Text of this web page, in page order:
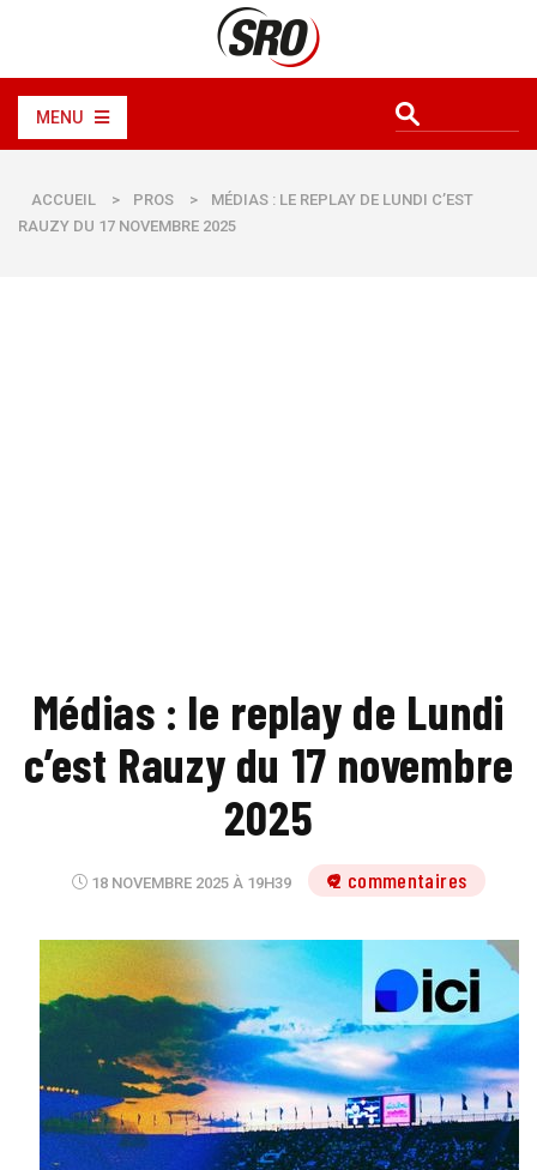
MENU
ACCUEIL > PROS >
MÉDIAS : LE REPLAY DE LUNDI C’EST
RAUZY DU 17 NOVEMBRE 2025
Médias : le replay de Lundi
c’est Rauzy du 17 novembre
2025
18 NOVEMBRE 2025 À 19H39 2 commentaires